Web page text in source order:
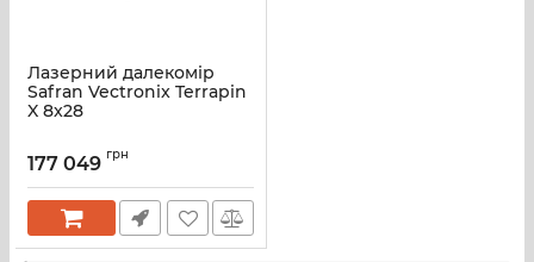
Лазерний далекомір
Safran Vectronix Terrapin
X 8x28
177 049 грн